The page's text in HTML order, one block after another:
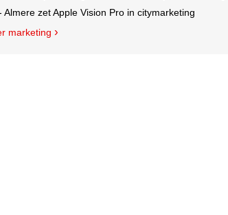
Almere zet Apple Vision Pro in citymarketing
marketing